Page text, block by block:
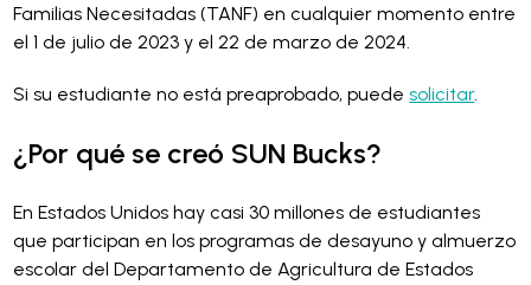
Familias Necesitadas (TANF) en cualquier momento entre
el 1 de julio de 2023 y el 22 de marzo de 2024.
Si su estudiante no está preaprobado, puedesolicitar.
¿Por qué se creó SUN Bucks?
En Estados Unidos hay casi 30 millones de estudiantes
que participan en los programas de desayuno y almuerzo
escolar del Departamento de Agricultura de Estados